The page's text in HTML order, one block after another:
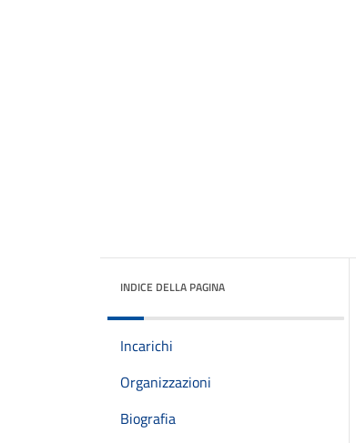
INDICE DELLA PAGINA
Incarichi
Organizzazioni
Biografia